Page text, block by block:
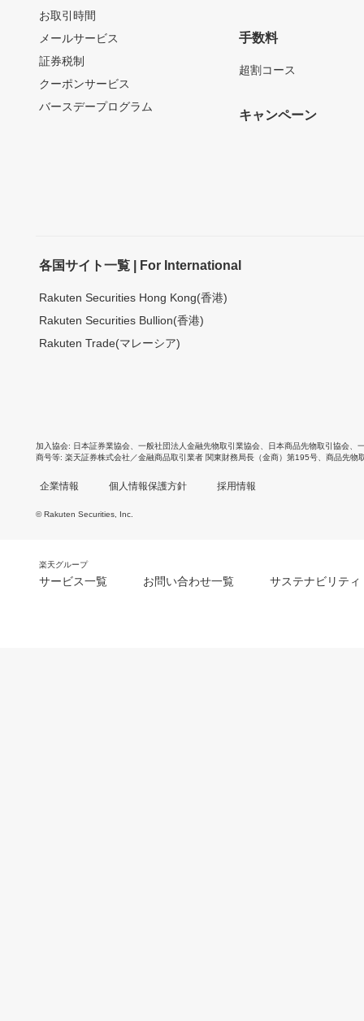
お取引時間
メールサービス
証券税制
クーポンサービス
バースデープログラム
手数料
超割コース
キャンペーン
各国サイト一覧 | For International
Rakuten Securities Hong Kong(香港)
Rakuten Securities Bullion(香港)
Rakuten Trade(マレーシア)
加入協会 日本証券業協会 一般社団法人金融先物取引業協会 日本商品先物取引協会
商号等 楽天証券株式会社／金融商品取引業者 関東財務局長（金商）第195号、商品先物
企業情報 個人情報保護方針 採用情報
© Rakuten Securities, Inc.
楽天グループ
サービス一覧 お問い合わせ一覧 サステナビリティ